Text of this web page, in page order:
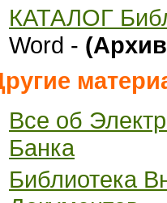
КАТАЛОГ
Word -
Все об
Банка
Библиотека